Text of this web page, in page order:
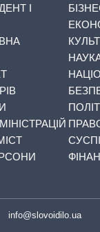
І
info@slovoidilo.ua